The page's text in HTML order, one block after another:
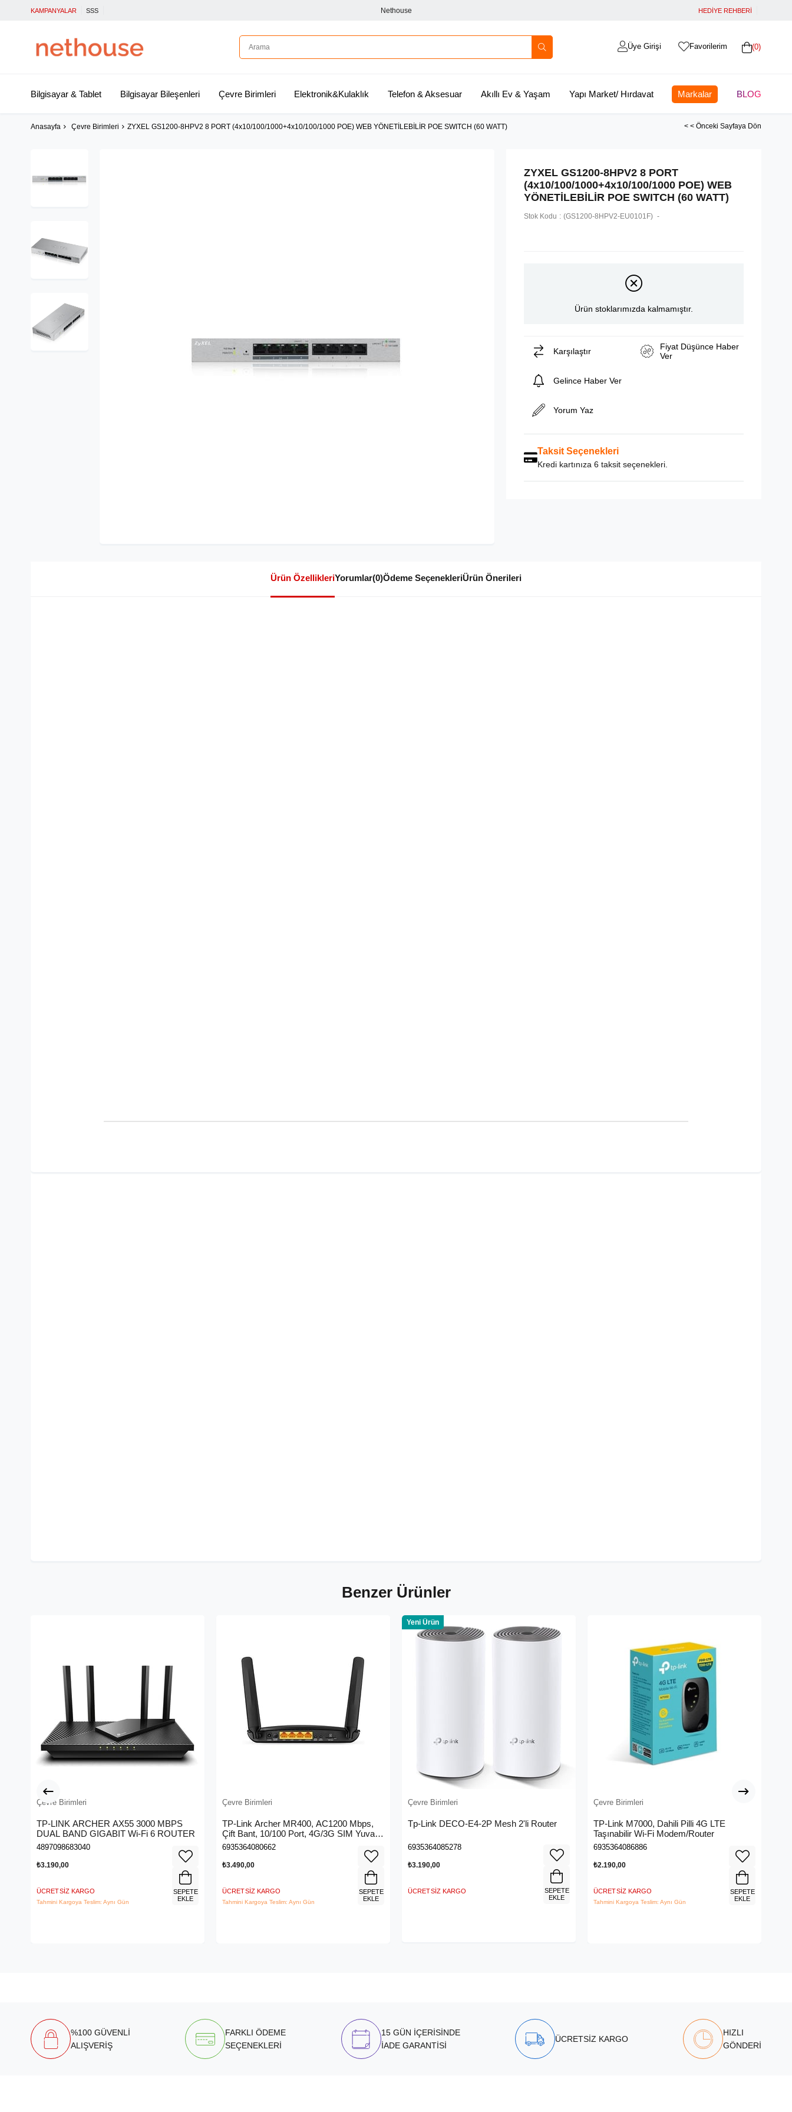
KAMPANYALAR SSS Nethouse HEDİYE REHBERİ
0
Favorilerim
Üye Girişi
Bilgisayar & Tablet Bilgisayar Bileşenleri Çevre Birimleri Elektronik&Kulaklık Telefon & Aksesuar Akıllı Ev & Yaşam Yapı Market/ Hırdavat Markalar BLOG
Anasayfa Çevre Birimleri ZYXEL GS1200-8HPV2 8 PORT (4x10/100/1000+4x10/100/1000 POE) WEB YÖNETİLEBİLİR POE SWITCH (60 WATT) < < Önceki Sayfaya Dön
ZYXEL GS1200-8HPV2 8 PORT
(4x10/100/1000+4x10/100/1000 POE) WEB
YÖNETİLEBİLİR POE SWITCH (60 WATT)
Stok Kodu (GS1200-8HPV2-EU0101F)
Ürün stoklarımızda kalmamıştır.
Karşılaştır
Fiyat Düşünce Haber
Ver
Gelince Haber Ver
Yorum Yaz
Taksit Seçenekleri
Kredi kartınıza 6 taksit seçenekleri.
Ürün ÖzellikleriYorumlar(0)Ödeme SeçenekleriÜrün Önerileri
Benzer Ürünler
Çevre Birimleri
TP-LINK ARCHER AX55 3000 MBPS
DUAL BAND GIGABIT Wi-Fi 6 ROUTER
4897098683040
₺3.190,00
ÜCRETSIZ KARGO
Tahmini Kargoya Teslim: Aynı Gün
SEPETE
EKLE
Çevre Birimleri
TP-Link Archer MR400, AC1200 Mbps,
Çift Bant, 10/100 Port, 4G/3G SIM Yuvası,
Kablosuz 4G LTE Router
6935364080662
₺3.490,00
ÜCRETSIZ KARGO
Tahmini Kargoya Teslim: Aynı Gün
SEPETE
EKLE
Çevre Birimleri
Tp-Link DECO-E4-2P Mesh 2'li Router
6935364085278
₺3.190,00
ÜCRETSIZ KARGO
Yeni Ürün
SEPETE
EKLE
Çevre Birimleri
TP-Link M7000, Dahili Pilli 4G LTE
Taşınabilir Wi-Fi Modem/Router
6935364086886
₺2.190,00
ÜCRETSIZ KARGO
Tahmini Kargoya Teslim: Aynı Gün
SEPETE
EKLE
%100 GÜVENLİ
ALIŞVERİŞ
FARKLI ÖDEME
SEÇENEKLERİ
15 GÜN İÇERİSİNDE
İADE GARANTİSİ
ÜCRETSİZ KARGO
HIZLI
GÖNDERİ